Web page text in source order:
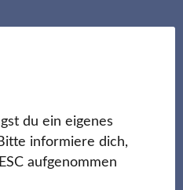
du ein eigenes
informiere dich,
aufgenommen